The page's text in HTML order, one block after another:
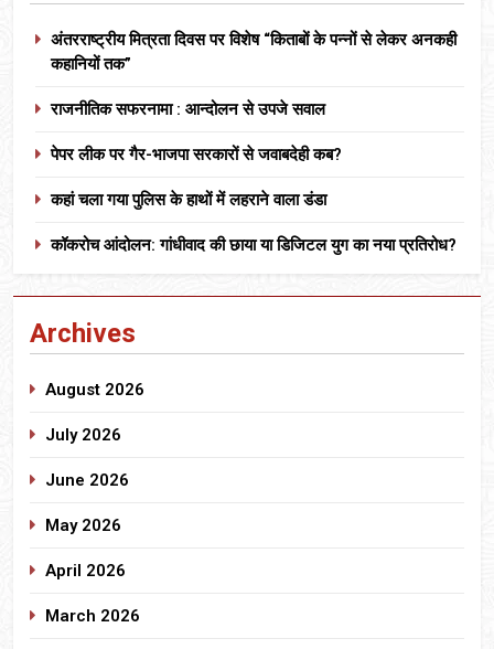
अंतरराष्ट्रीय मित्रता दिवस पर विशेष “किताबों के पन्नों से लेकर अनकही
कहानियों तक”
राजनीतिक सफरनामा : आन्दोलन से उपजे सवाल
पेपर लीक पर गैर-भाजपा सरकारों से जवाबदेही कब?
कहां चला गया पुलिस के हाथों में लहराने वाला डंडा
कॉकरोच आंदोलन: गांधीवाद की छाया या डिजिटल युग का नया प्रतिरोध?
Archives
August 2026
July 2026
June 2026
May 2026
April 2026
March 2026